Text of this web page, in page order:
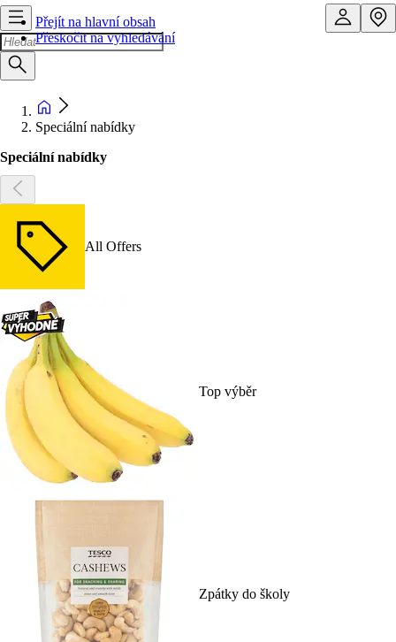
Přejít na hlavní obsah
Přeskočit na vyhledávání
Speciální nabídky
Speciální nabídky
All Offers
Top výběr
Zpátky do školy